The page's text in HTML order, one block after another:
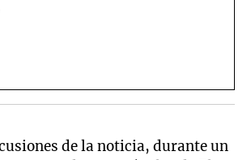
de la noticia, durante un